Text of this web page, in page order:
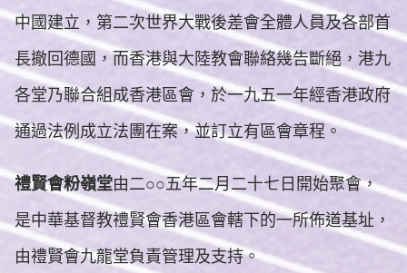
中國建立，第二次世界大戰後差會全體人員及各部首
長撤回德國，而香港與大陸教會聯絡幾告斷絕，港九
各堂乃聯合組成香港區會，於一九五一年經香港政府
通過法例成立法團在案，並訂立有區會章程。
禮賢會粉嶺堂由二○○五年二月二十七日開始聚會，
是中華基督教禮賢會香港區會轄下的一所佈道基址，
由禮賢會九龍堂負責管理及支持。